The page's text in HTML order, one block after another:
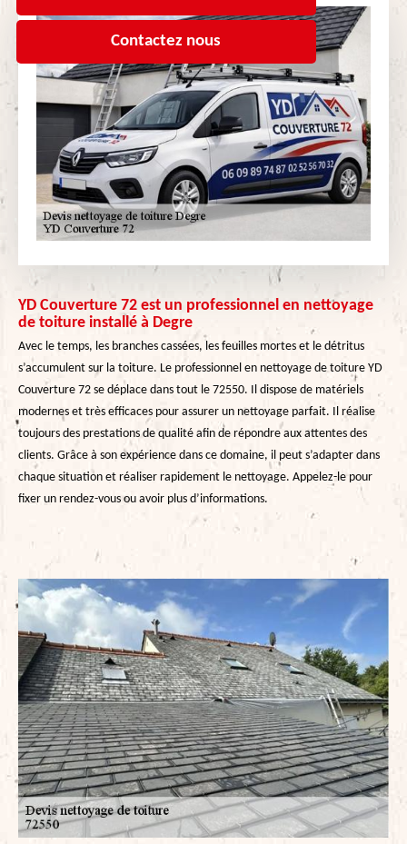
Contactez nous
YD Couverture 72 est un professionnel en nettoyage
de toiture installé à Degre
Avec le temps, les branches cassées, les feuilles mortes et le détritus
s’accumulent sur la toiture. Le professionnel en nettoyage de toiture YD
Couverture 72 se déplace dans tout le 72550. Il dispose de matériels
modernes et très efficaces pour assurer un nettoyage parfait. Il réalise
toujours des prestations de qualité afin de répondre aux attentes des
clients. Grâce à son expérience dans ce domaine, il peut s’adapter dans
chaque situation et réaliser rapidement le nettoyage. Appelez-le pour
fixer un rendez-vous ou avoir plus d’informations.